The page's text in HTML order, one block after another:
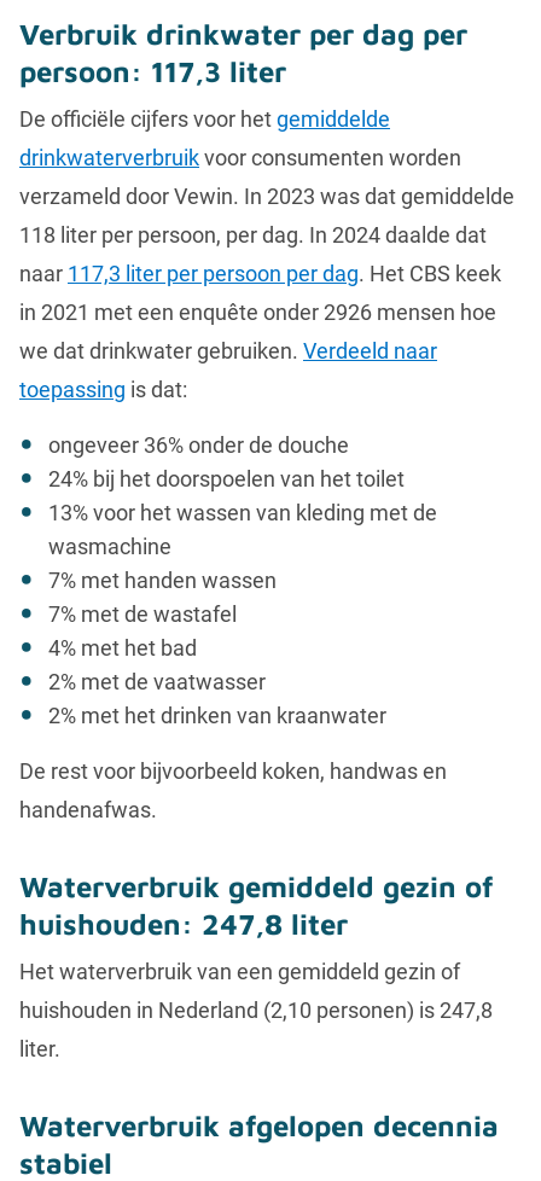
Verbruik drinkwater per dag per
persoon: 117,3 liter
De officiële cijfers voor hetgemiddelde
drinkwaterverbruikvoor consumenten worden
verzameld door Vewin. In 2023 was dat gemiddelde
118 liter per persoon, per dag. In 2024 daalde dat
naar 117,3 liter per persoon per dag. Het CBS keek
in 2021 met een enquête onder 2926 mensen hoe
we dat drinkwater gebruiken. Verdeeld naar
toepassing is dat:
ongeveer 36% onder de douche
24% bij het doorspoelen van het toilet
13% voor het wassen van kleding met de
wasmachine
7% met handen wassen
7% met de wastafel
4% met het bad
2% met de vaatwasser
2% met het drinken van kraanwater
De rest voor bijvoorbeeld koken, handwas en
handenafwas.
Waterverbruik gemiddeld gezin of
huishouden: 247,8 liter
Het waterverbruik van een gemiddeld gezin of
huishouden in Nederland (2,10 personen) is 247,8
liter.
Waterverbruik afgelopen decennia
stabiel